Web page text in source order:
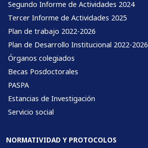
Segundo Informe de Actividades 2024
Tercer Informe de Actividades 2025
Plan de trabajo 2022-2026
Plan de Desarrollo Institucional 2022-2026
Órganos colegiados
Becas Posdoctorales
PASPA
Estancias de Investigación
Servicio social
NORMATIVIDAD Y PROTOCOLOS